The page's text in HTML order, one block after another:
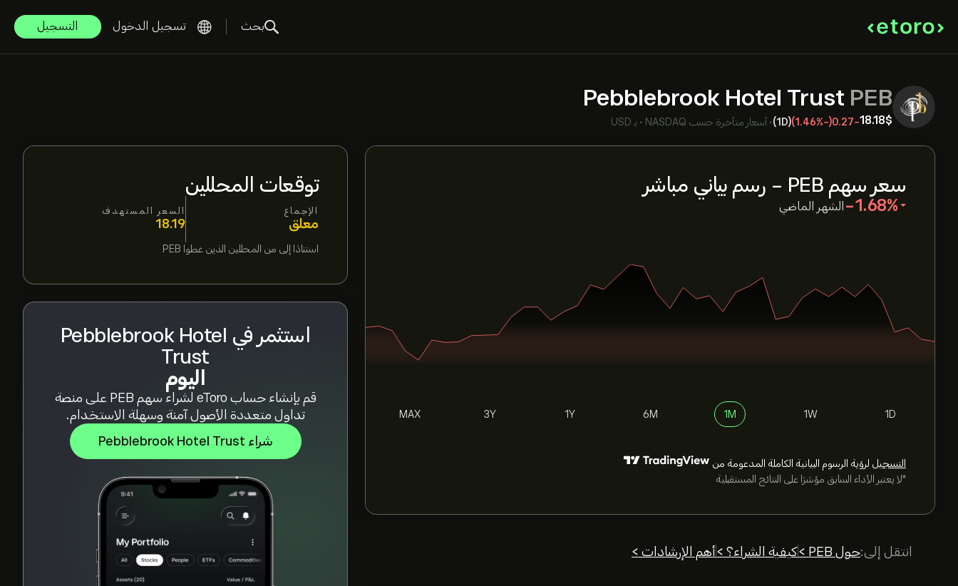
بحث تسجيل الدخول التسجيل
Pebblebrook Hotel Trust PEB
18.18‎$‎
-0.27
(-1.46%)
(1D)
• أسعار متأخرة حسب NASDAQ
• بـ USD
توقعات المحللين
الإجماع
معلق
السعر المستهدف
18.19
استنادًا إلى من المحللين الذين غطوا PEB
استثمر في Pebblebrook Hotel
Trust
اليوم
قم بإنشاء حساب eToro لشراء سهم PEB على منصة
تداول متعددة الأصول آمنة وسهلة الاستخدام.
شراء Pebblebrook Hotel Trust
سعر سهم PEB - رسم بياني مباشر
‎-1.68‎ الشهر الماضي
1D
1W
1M
6M
1Y
3Y
MAX
التسجيل لرؤية الرسوم البيانية الكاملة المدعومة من
*لا يعتبر الأداء السابق مؤشرًا على النتائج المستقبلية
انتقل إلى:حول PEB > كيفية الشراء؟ >أهم الإرشادات >